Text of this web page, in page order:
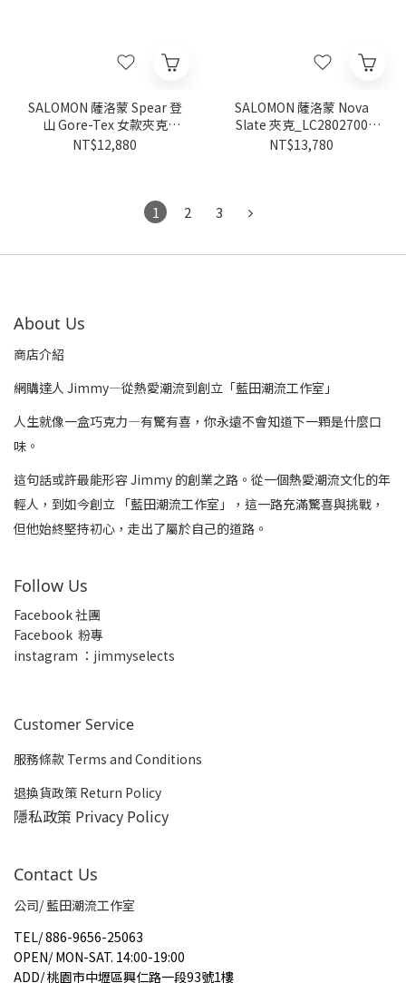
SALOMON 薩洛蒙 Spear 登
山 Gore-Tex 女款夾克
W_LC2820400 JUL25
NT$12,880
SALOMON 薩洛蒙 Nova
Slate 夾克_LC2802700
JUL25
NT$13,780
1 2 3
About Us
商店介紹
網購達人 Jimmy—從熱愛潮流到創立「藍田潮流工作室」
人生就像一盒巧克力—有驚有喜，你永遠不會知道下一顆是什麼口
味。
這句話或許最能形容 Jimmy 的創業之路。從一個熱愛潮流文化的年
輕人，到如今創立 「藍田潮流工作室」，這一路充滿驚喜與挑戰，
但他始終堅持初心，走出了屬於自己的道路。
Follow Us
Facebook 社團
Facebook 粉專
instagram ：jimmyselects
Customer Service
服務條款 Terms and Conditions
退換貨政策 Return Policy
隱私政策 Privacy Policy
Contact Us
公司/ 藍田潮流工作室
TEL/886-9656-25063
OPEN/ MON-SAT. 14:00-19:00
ADD/桃園市中壢區興仁路一段93號1樓